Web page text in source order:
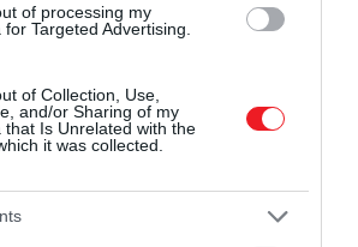
of processing my
Targeted Advertising.
of Collection, Use,
and/or Sharing of my
that Is Unrelated with the
it was collected.
szendvicse,Owen Hodgson
egy hosszában felvágott, vajas
szeletelt uborkát tesznek.
levágják a héját majd
vágják. Nagy-Britannia
apró szendvicseket is kedveli,
kerülnek felszolgálásra.